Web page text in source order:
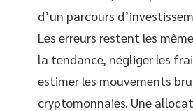
d’un parcours
Les erreurs restent les
la tendance, négliger les
estimer les mouvements
cryptomonnaies. Une